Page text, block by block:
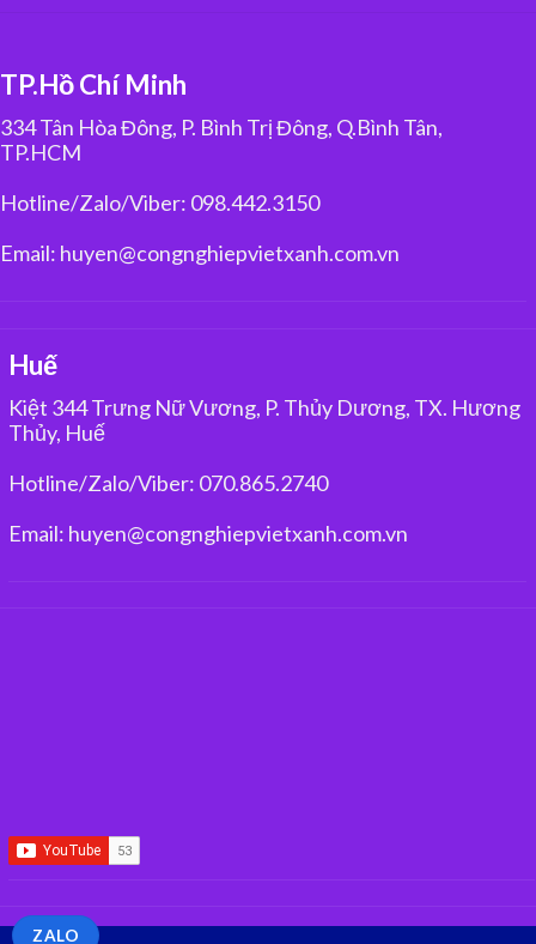
TP.Hồ Chí Minh
334 Tân Hòa Đông, P. Bình Trị Đông, Q.Bình Tân,
TP.HCM
Hotline/Zalo/Viber: 098.442.3150
Email: huyen@congnghiepvietxanh.com.vn
Huế
Kiệt 344 Trưng Nữ Vương, P. Thủy Dương, TX. Hương
Thủy, Huế
Hotline/Zalo/Viber: 070.865.2740
Email: huyen@congnghiepvietxanh.com.vn
ZALO